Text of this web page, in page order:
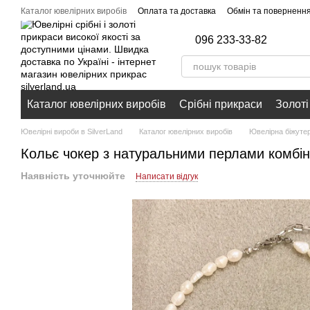
Перейти до основного контенту
Каталог ювелірних виробів Оплата та доставка Обмін та
096 233-33-82
Каталог ювелірних виробів Срібні прикраси
Ювелірні вироби в SilverLand Каталог ювелірних виробів Ювелірна
Кольє чокер з натуральними перлами
Наявність уточнюйте Написати відгук